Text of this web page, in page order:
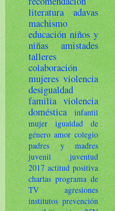
literatura
adavas
machismo
educación niños y
niñas
amistades
talleres
colaboración
mujeres violencia
desigualdad
familia violencia
doméstica
infantil
mujer
igualdad de
género amor colegio
padres y madres
juvenil
juventud
2017 actitud positiva
charlas programa de
TV
agresiones
institutos prevención